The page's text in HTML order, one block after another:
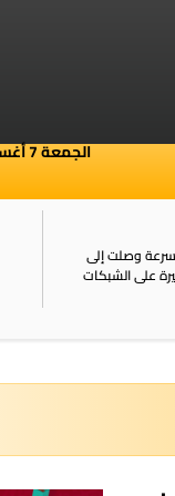
الجمعة 7 أغسطس 2026
وصلت إلى